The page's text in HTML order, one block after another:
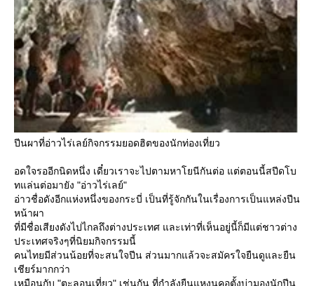
ปีนผาที่อ่าวไร่เลย์กิจกรรมยอดฮิตของนักท่องเที่ยว
อดใจรออีกนิดหนึ่ง เดี๋ยวเราจะไปตามหาโยนีกันต่อ แต่ตอนนี้สปีดโบ
ทแล่นต่อมายัง "อ่าวไร่เลย์"
อ่าวชื่อดังอีกแห่งหนึ่งของกระบี่ เป็นที่รู้จักกันในเรื่องการเป็นแหล่งปีน
หน้าผา
ที่มีชื่อเสียงดังไปไกลถึงต่างประเทศ และเท่าที่เห็นอยู่นี้ก็มีแต่ชาวต่าง
ประเทศจริงๆที่นิยมกิจกรรมนี้
คนไทยมีส่วนน้อยที่จะสนใจปีน ส่วนมากแล้วจะสมัครใจยืนดูและยืน
เชียร์มากกว่า
เหมือนกับ "ตะลอนเที่ยว" เช่นกัน ที่กำลังยืนแหงนคอตั้งบ่ามองนักปีน